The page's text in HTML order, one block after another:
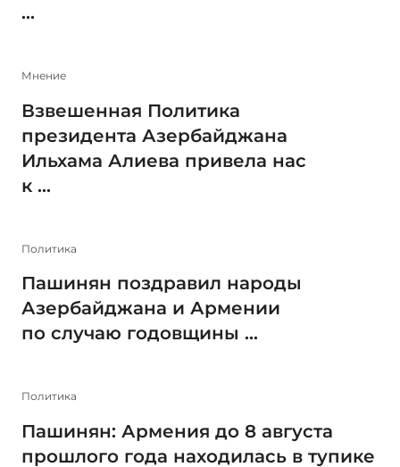
...
Мнение
Взвешенная Политика
президента Азербайджана
Ильхама Алиева привела нас
к ...
Политика
Пашинян поздравил народы
Азербайджана и Армении
по случаю годовщины ...
Политика
Пашинян: Армения до 8 августа
прошлого года находилась в тупике